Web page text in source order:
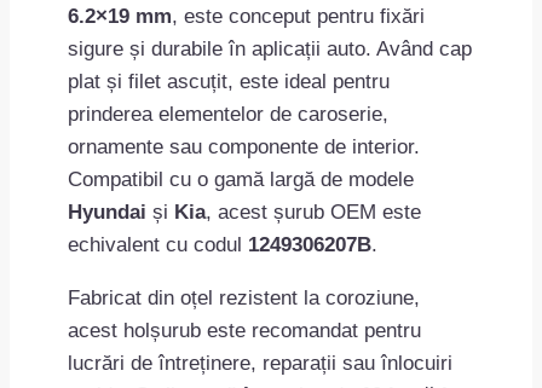
6.2×19 mm, este conceput pentru fixări
sigure și durabile în aplicații auto. Având cap
plat și filet ascuțit, este ideal pentru
prinderea elementelor de caroserie,
ornamente sau componente de interior.
Compatibil cu o gamă largă de modele
Hyundai și Kia, acest șurub OEM este
echivalent cu codul 1249306207B.
Fabricat din oțel rezistent la coroziune,
acest holșurub este recomandat pentru
lucrări de întreținere, reparații sau înlocuiri